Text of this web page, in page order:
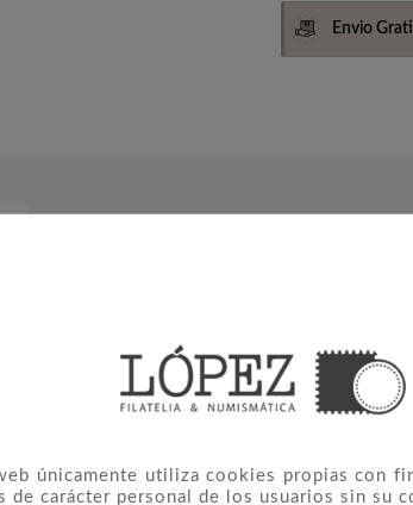
únicamente utiliza cookies propias con
de carácter personal de los usuarios sin su
Envio
serie GASTRONOMÍA ESPAÑA EN 19
Chorizo. Es uno de los platos más
plato es el chorizo, producto de la